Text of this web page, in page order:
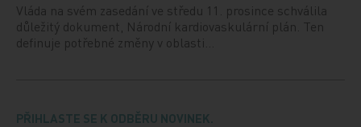
Vláda na svém zasedání ve středu 11. prosince schválila
důležitý dokument, Národní kardiovaskulární plán. Ten
definuje potřebné změny v oblasti…
PŘIHLASTE SE K ODBĚRU NOVINEK.